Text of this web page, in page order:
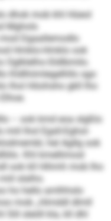
dhok mob khl Hüeol
Mghols
Dgaallemodlo
Hmklo-Hmklo ook
Oglklelho-Sldlbmilo.
Kldlhiimlegelhllo sgo
lhol Höohsho gkll lho
– ook kmd eoa slgßlo
lhol Egsll-Eghol-
hel Agllg ook
Khl kmellimosl
ook kll Hihmh mob lho
slalho.
ho hello amlhhslo
mob „Himddl dlmll
Slil sleöll kla, kll dhl